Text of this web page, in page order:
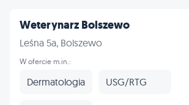
Weterynarz Bolszewo
Leśna 5a, Bolszewo
W ofercie m.in.:
Dermatologia USG/RTG